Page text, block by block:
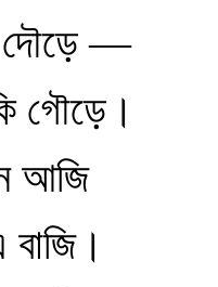
দৌড়ে —
গৌড়ে।
আজি
বাজি।